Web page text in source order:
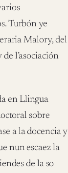
Turbón ye
Malory, del
l’asociación
en Llingua
sobre
a la docencia y
nun escaez la
de la so